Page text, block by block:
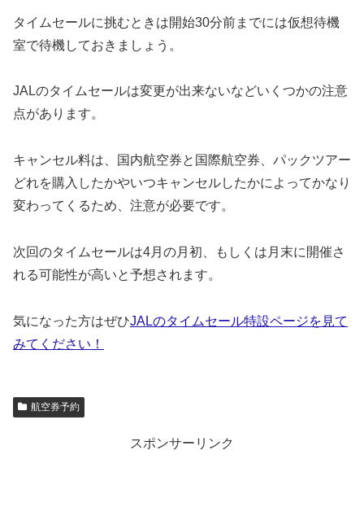
タイムセールに挑むときは開始30分前までには仮想待機
室で待機しておきましょう。
JALのタイムセールは変更が出来ないなどいくつかの注意
点があります。
キャンセル料は、国内航空券と国際航空券、パックツアー
どれを購入したかやいつキャンセルしたかによってかなり
変わってくるため、注意が必要です。
次回のタイムセールは4月の月初、もしくは月末に開催さ
れる可能性が高いと予想されます。
気になった方はぜひJALのタイムセール特設ページを見て
みてください！
航空券予約
スポンサーリンク